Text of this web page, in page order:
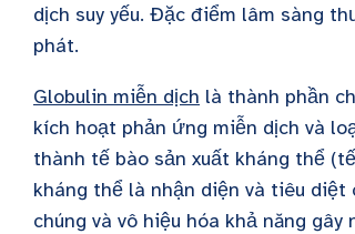
dịch suy yếu. Đặc điểm lâm sàng
phát.
Globulin miễn dịch là thành phần
kích hoạt phản ứng miễn dịch và
thành tế bào sản xuất kháng thể
kháng thể là nhận diện và tiêu
chúng và vô hiệu hóa khả năng gây